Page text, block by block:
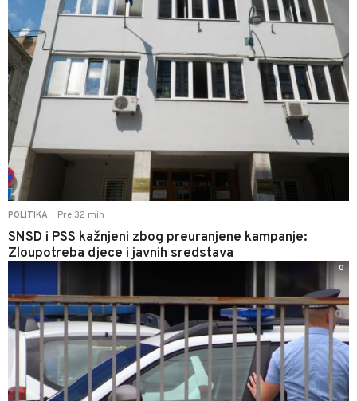
POLITIKA Pre 32 min
SNSD i PSS kažnjeni zbog preuranjene kampanje:
Zloupotreba djece i javnih sredstava
0